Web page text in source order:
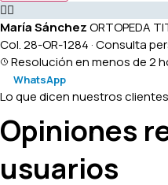
👩‍⚕️
María SánchezORTOPEDA
Col. 28-OR-1284 · Consulta
Resolución en menos de 2
WhatsApp
Lo que dicen nuestros clientes
Opiniones
usuarios